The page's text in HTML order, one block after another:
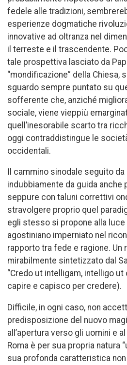
fedele alle tradizioni,
esperienze dogmatiche
innovative ad oltranza nel
il terreste e il trascendente.
tale prospettiva lasciato da
“mondificazione” della Chiesa,
sguardo sempre puntato su
sofferente che, anziché
sociale, viene vieppiù
quell’inesorabile scarto tra
oggi contraddistingue le
occidentali.
Il cammino sinodale seguito
indubbiamente da guida anche
seppure con taluni correttivi
stravolgere proprio quel
egli stesso si propone alla luce
agostiniano imperniato nel
rapporto tra fede e ragione. Un
mirabilmente sintetizzato dal
“Credo ut intelligam, intelligo ut
capire e capisco per credere).
Difficile, in ogni caso, non
predisposizione del nuovo
all’apertura verso gli uomini e
Roma è per sua propria natura
sua profonda caratteristica